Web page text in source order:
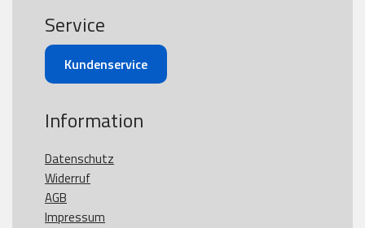
Service
Kundenservice
Information
Datenschutz
Widerruf
AGB
Impressum